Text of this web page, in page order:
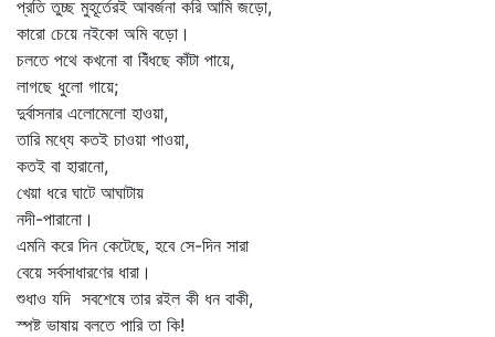
প্রতি তুচ্ছ মুহূর্তেরই আবর্জনা করি আমি জড়ো,
কারো চেয়ে নইকো অমি বড়ো।
চলতে পথে কখনো বা বিঁধছে কাঁটা পায়ে,
লাগছে ধুলো গায়ে;
দুর্বাসনার এলোমেলো হাওয়া,
তারি মধ্যে কতই চাওয়া পাওয়া,
কতই বা হারানো,
খেয়া ধরে ঘাটে আঘাটায়
নদী-পারানো।
এমনি করে দিন কেটেছে, হবে সে-দিন সারা
বেয়ে সর্বসাধারণের ধারা।
শুধাও যদি সবশেষে তার রইল কী ধন বাকী,
স্পষ্ট ভাষায় বলতে পারি তা কি!